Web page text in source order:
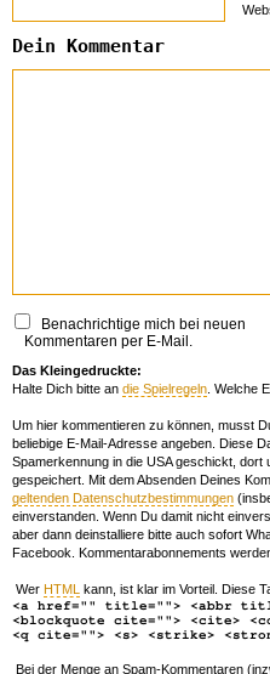
Dein Kommentar
Benachrichtige mich bei neuen
Kommentaren per E-Mail.
Das Kleingedruckte:
Halte Dich bitte an die Spielregeln . Welche
Um hier kommentieren zu können, musst
beliebige E-Mail-Adresse angeben. Diese
Spamerkennung in die USA geschickt,
gespeichert. Mit dem Absenden Deines
geltenden Datenschutzbestimmungen
einverstanden. Wenn Du damit nicht
aber dann deinstalliere bitte auch sofort
Facebook. Kommentarabonnements
Wer HTML kann, ist klar im Vorteil. Diese
<a href="" title=""> <abbr
<blockquote cite=""> <cite>
<q cite=""> <s> <strike>
Bei der Menge an Spam-Kommentaren